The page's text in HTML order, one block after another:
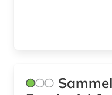
christiania (1)
christianshavn (1)